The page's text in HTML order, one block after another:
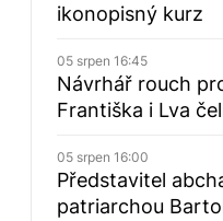
ikonopisný kurz
05 srpen 16:45
Návrhář rouch
Františka i Lva
05 srpen 16:00
Představitel
patriarchou